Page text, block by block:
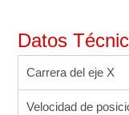
Datos
Carrera del eje X
Velocidad de